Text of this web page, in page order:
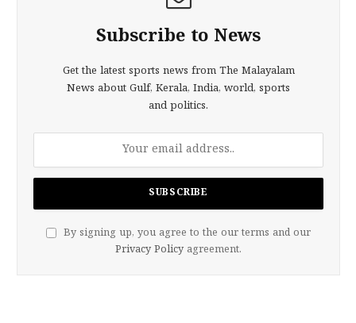
Subscribe to News
Get the latest sports news from The Malayalam
News about Gulf, Kerala, India, world, sports
and politics.
By signing up, you agree to the our terms and our
Privacy Policy agreement.